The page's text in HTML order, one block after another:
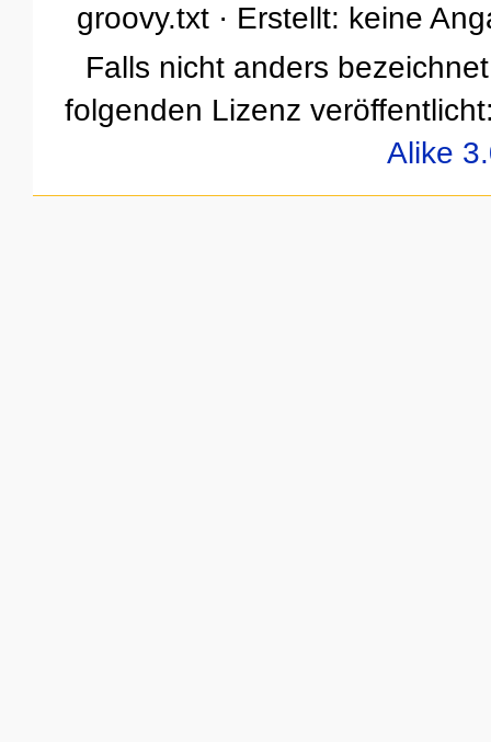
groovy.txt · Erstellt: keine
Falls nicht anders
folgenden Lizenz
Alike